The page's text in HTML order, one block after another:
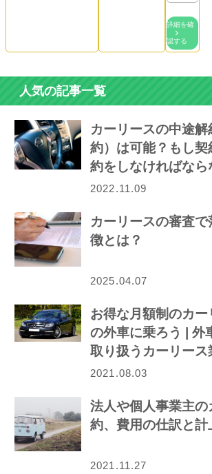
詳細を確
認する
人気の記事一覧
カーリースの中途
約）は可能？もし
約をしなければなら
ら…
2022.11.09
カーリースの審査
徴とは？
2025.04.07
お得な月額制のカ
の外車に乗ろう | 外
取り扱うカーリース
介！
2021.08.03
法人や個人事業主
約、費用の仕訳と計
2021.11.27